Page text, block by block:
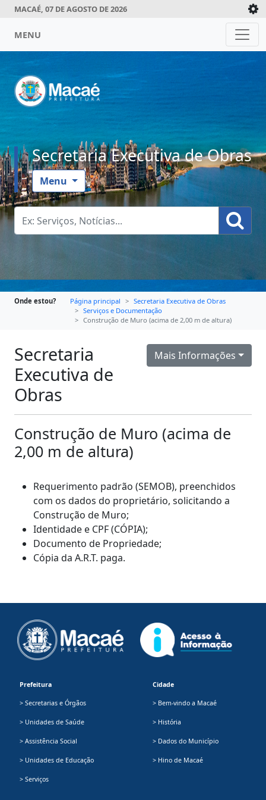
MACAÉ, 07 DE AGOSTO DE 2026
MENU
Secretaria Executiva de Obras
Menu
Onde estou? Página principal
Secretaria Executiva de Obras
Serviços e Documentação
Construção de Muro (acima de 2,00 m de altura)
Mais Informações
Secretaria
Executiva de
Obras
Construção de Muro (acima de
2,00 m de altura)
Requerimento padrão (SEMOB), preenchidos
com os dados do proprietário, solicitando a
Construção de Muro;
Identidade e CPF (CÓPIA);
Documento de Propriedade;
Cópia da A.R.T. paga.
Prefeitura
> Secretarias e Órgãos
> Unidades de Saúde
> Assistência Social
> Unidades de Educação
> Serviços
Cidade
> Bem-vindo a Macaé
> História
> Dados do Município
> Hino de Macaé